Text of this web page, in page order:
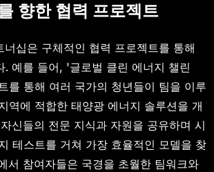
향한 협력 프로젝트
너십은 구체적인 협력 프로젝트를 통해
. 예를 들어, '글로벌 클린 에너지 챌린
를 통해 여러 국가의 청년들이 팀을 이루
역에 적합한 태양광 에너지 솔루션을 개
신들의 전문 지식과 자원을 공유하며 시
테스트를 거쳐 가장 효율적인 모델을 찾
서 참여자들은 국경을 초월한 팀워크와